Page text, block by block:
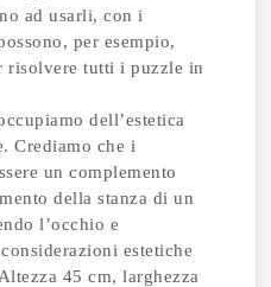
ad usarli, con i
per esempio,
risolvere tutti i puzzle in
dell’estetica
Crediamo che i
un complemento
della stanza di un
l’occhio e
estetiche
45 cm, larghezza